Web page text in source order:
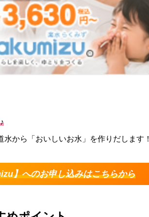
から「おいしいお水」を作りだします！
】へのお申し込みはこちらから